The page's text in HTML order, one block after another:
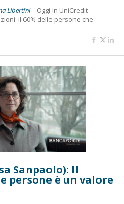
Libertini - Oggi in UniCredit
il 60% delle persone che
Sanpaolo): Il
persone è un valore